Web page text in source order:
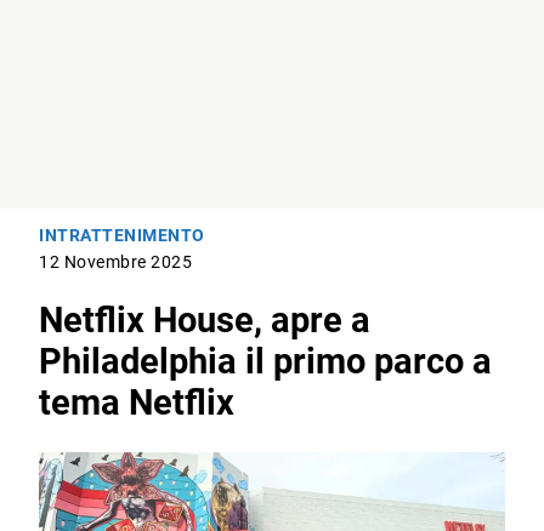
INTRATTENIMENTO
12 Novembre 2025
Netflix House, apre a
Philadelphia il primo parco a
tema Netflix